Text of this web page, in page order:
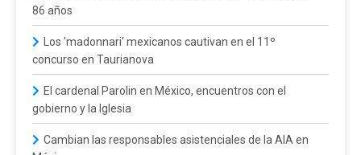
86 años
Los 'madonnari' mexicanos cautivan en el 11º
concurso en Taurianova
El cardenal Parolin en México, encuentros con el
gobierno y la Iglesia
Cambian las responsables asistenciales de la AIA en